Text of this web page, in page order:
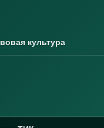
культура